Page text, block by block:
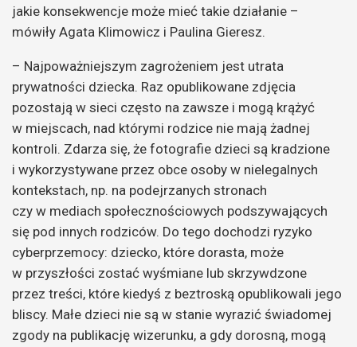
jakie konsekwencje może mieć takie działanie –
mówiły Agata Klimowicz i Paulina Gieresz.
– Najpoważniejszym zagrożeniem jest utrata
prywatności dziecka. Raz opublikowane zdjęcia
pozostają w sieci często na zawsze i mogą krążyć
w miejscach, nad którymi rodzice nie mają żadnej
kontroli. Zdarza się, że fotografie dzieci są kradzione
i wykorzystywane przez obce osoby w nielegalnych
kontekstach, np. na podejrzanych stronach
czy w mediach społecznościowych podszywających
się pod innych rodziców. Do tego dochodzi ryzyko
cyberprzemocy: dziecko, które dorasta, może
w przyszłości zostać wyśmiane lub skrzywdzone
przez treści, które kiedyś z beztroską opublikowali jego
bliscy. Małe dzieci nie są w stanie wyrazić świadomej
zgody na publikację wizerunku, a gdy dorosną, mogą